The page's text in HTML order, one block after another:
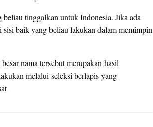
tinggalkan untuk Indonesia. Jika ada
sisi baik yang beliau lakukan dalam memimpin
nama tersebut merupakan hasil
melalui seleksi berlapis yang